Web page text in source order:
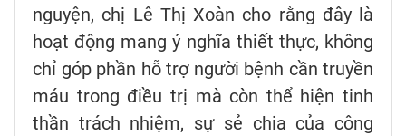
nguyện, chị Lê Thị Xoàn cho rằng đây là
hoạt động mang ý nghĩa thiết thực, không
chỉ góp phần hỗ trợ người bệnh cần truyền
máu trong điều trị mà còn thể hiện tinh
thần trách nhiệm, sự sẻ chia của công